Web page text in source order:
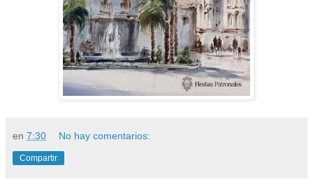
en 7:30 No hay comentarios:
Compartir